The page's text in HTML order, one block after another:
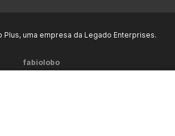
uma empresa da Legado Enterprises.
fabiolobo